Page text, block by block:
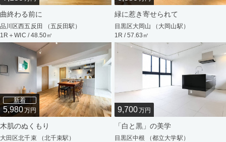
曲終わる前に
品川区西五反田 （五反田駅）
1R＋WIC / 48.50㎡
緑に惹き寄せられて
目黒区大岡山 （大岡山駅）
1R / 57.63㎡
新着
5,980万円
木肌のぬくもり
大田区北千束 （北千束駅）
9,700万円
「白と黒」の美学
目黒区中根 （都立大学駅）